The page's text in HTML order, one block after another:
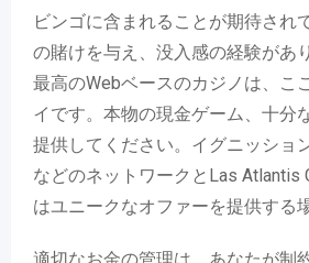
ビンゴに含まれることが期待され
の賭けを与え、没入感の経験があ
最高のWebベースのカジノは、こ
イです。本物の現金ゲーム、十分
提供してください。イグニッショ
などのネットワークとLas Atlantis
はユニークなオファーを提供する